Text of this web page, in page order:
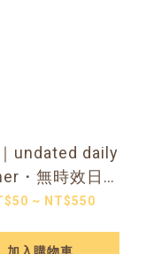
undated daily
・無時效日計
（含書套）
~ NT$550